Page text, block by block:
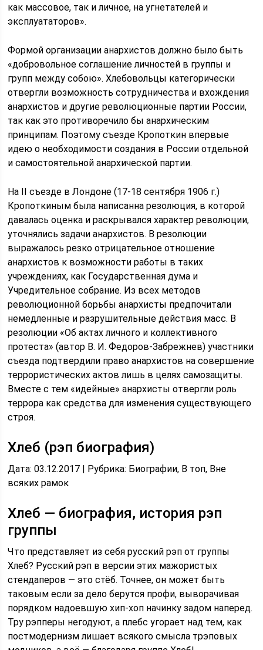
как массовое, так и личное, на угнетателей и
эксплуататоров».
Формой организации анархистов должно было быть
«добровольное соглашение личностей в группы и
групп между собою». Хлебовольцы категорически
отвергли возможность сотрудничества и вхождения
анархистов и другие революционные партии России,
так как это противоречило бы анархическим
принципам. Поэтому съезде Кропоткин впервые
идею о необходимости создания в России отдельной
и самостоятельной анархической партии.
На II съезде в Лондоне (17-18 сентября 1906 г.)
Кропоткиным была написанна резолюция, в которой
давалась оценка и раскрывался характер революции,
уточнялись задачи анархистов. В резолюции
выражалось резко отрицательное отношение
анархистов к возможности работы в таких
учреждениях, как Государственная дума и
Учредительное собрание. Из всех методов
революционной борьбы анархисты предпочитали
немедленные и разрушительные действия масс. В
резолюции «Об актах личного и коллективного
протеста» (автор В. И. Федоров-Забрежнев) участники
съезда подтвердили право анархистов на совершение
террористических актов лишь в целях самозащиты.
Вместе с тем «идейные» анархисты отвергли роль
террора как средства для изменения существующего
строя.
Хлеб (рэп биография)
Дата: 03.12.2017 | Рубрика: Биографии, В топ, Вне
всяких рамок
Хлеб — биография, история рэп
группы
Что представляет из себя русский рэп от группы
Хлеб? Русский рэп в версии этих мажористых
стендаперов — это стёб. Точнее, он может быть
таковым если за дело берутся профи, выворачивая
порядком надоевшую хип-хоп начинку задом наперед.
Тру рэпперы негодуют, а плебс угорает над тем, как
постмодернизм лишает всякого смысла трэповых